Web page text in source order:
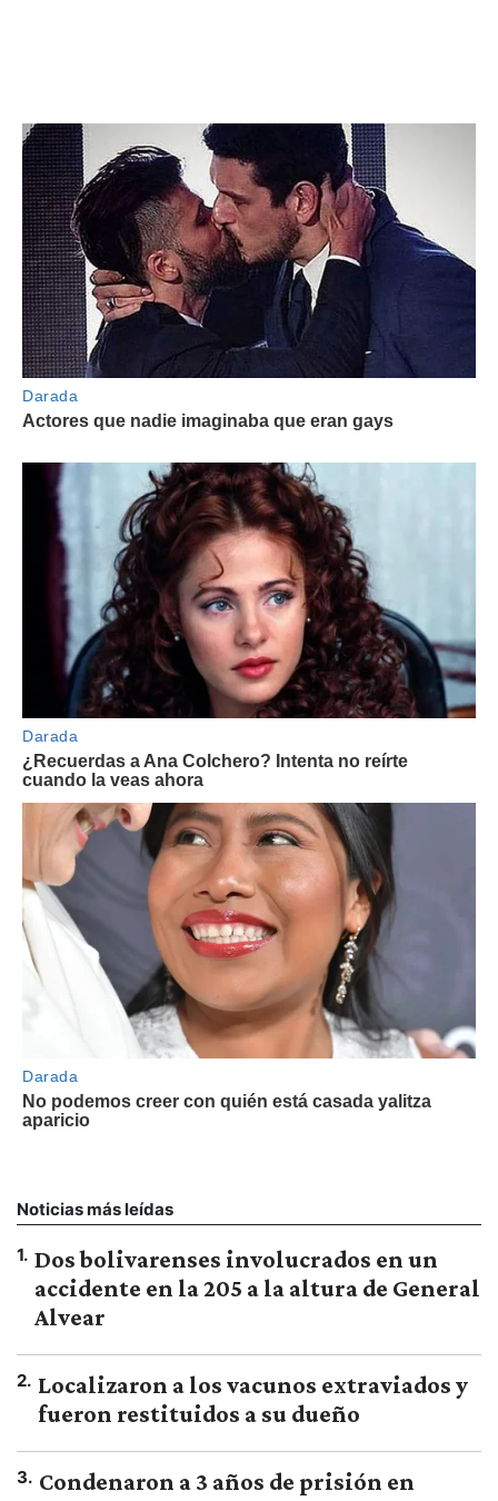
Noticias más leídas
1. Dos bolivarenses involucrados en un
accidente en la 205 a la altura de General
Alvear
2. Localizaron a los vacunos extraviados y
fueron restituidos a su dueño
3. Condenaron a 3 años de prisión en